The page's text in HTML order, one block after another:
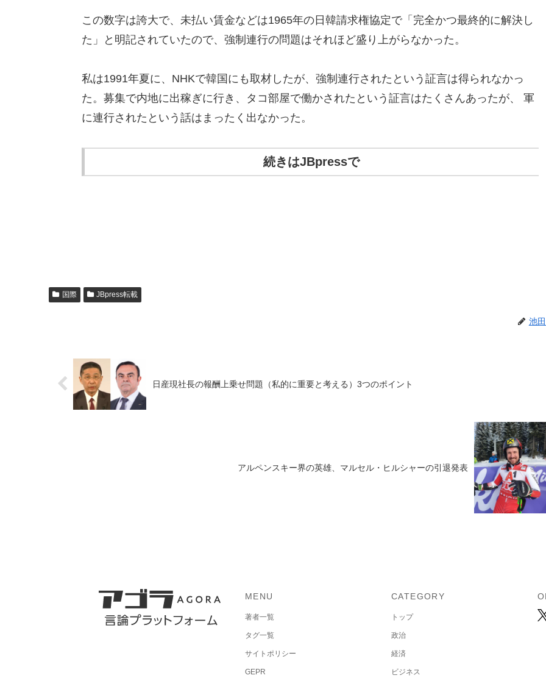
この数字は誇大で、未払い賃金などは1965年の日韓請求権協定で「完全かつ最終的に解決し
た」と明記されていたので、強制連行の問題はそれほど盛り上がらなかった。
私は1991年夏に、NHKで韓国にも取材したが、強制連行されたという証言は得られなかっ
た。募集で内地に出稼ぎに行き、タコ部屋で働かされたという証言はたくさんあったが、 軍
に連行されたという話はまったく出なかった。
続きはJBpressで
国際 JBpress転載
池
日産現社長の報酬上乗せ問題（私的に重要と考える）3つのポイント
アルペンスキー界の英雄、マルセル・ヒルシャーの引退発表
MENU
著者一覧
タグ一覧
サイトポリシー
GEPR
CATEGORY
トップ
政治
経済
ビジネス